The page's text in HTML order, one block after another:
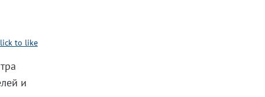
to like
и